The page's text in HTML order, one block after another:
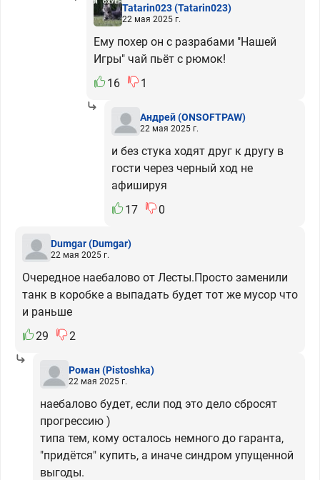
Tatarin023(Tatarin023)
22 мая 2025 г.
Ему похер он с разрабами "Нашей
Игры" чай пьёт с рюмок!
16
1
Андрей(ONSOFTPAW)
22 мая 2025 г.
и без стука ходят друг к другу в
гости через черный ход не
афишируя
17
0
Dumgar(Dumgar)
22 мая 2025 г.
Очередное наебалово от Лесты.Просто заменили
танк в коробке а выпадать будет тот же мусор что
и раньше
29
2
Роман(Pistoshka)
22 мая 2025 г.
наебалово будет, если под это дело сбросят
прогрессию )
типа тем, кому осталось немного до гаранта,
"придётся" купить, а иначе синдром упущенной
выгоды.